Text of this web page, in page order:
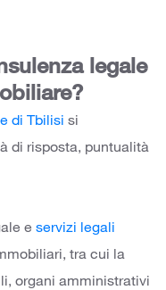
legale
di Tbilisi si
di risposta, puntualità
e servizi legali
tra cui la
organi amministrativi